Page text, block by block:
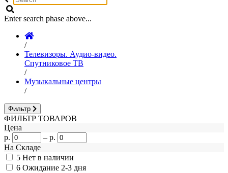
Enter search phase above...
/
Телевизоры. Аудио-видео.
Спутниковое ТВ
/
Музыкальные центры
/
Фильтр
ФИЛЬТР ТОВАРОВ
Цена
р.
– р.
На Складе
5 Нет в наличии
6 Ожидание 2-3 дня